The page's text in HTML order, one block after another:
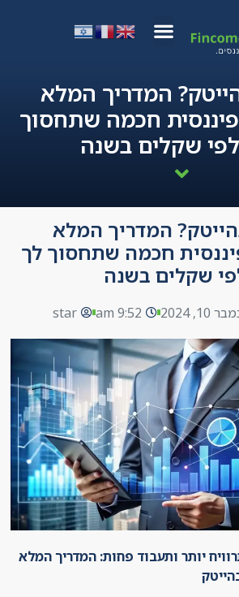
המדריך המלא
חכמה שתחסוך
שקלים בשנה
המדריך המלא
חכמה שתחסוך לך
שקלים בשנה
10, 2024
9:52 am
star
יותר ותעבוד פחות: המדריך המלא